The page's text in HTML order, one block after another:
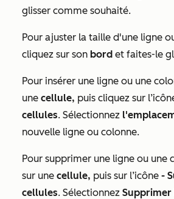
glisser comme souhaité.
Pour ajuster la taille d'une ligne
cliquez sur son bord et faites-le
Pour insérer une ligne ou une
une cellule, puis cliquez sur
cellules. Sélectionnez
nouvelle ligne ou colonne.
Pour supprimer une ligne ou une
sur une cellule, puis sur l’icône -
cellules. Sélectionnez